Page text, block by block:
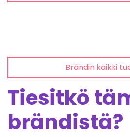
Brändin kaikki
Tiesitkö
brändistä?